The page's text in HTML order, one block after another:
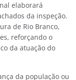
elaborará
da inspeção.
de Rio Branco,
reforçando o
da atuação do
da população ou